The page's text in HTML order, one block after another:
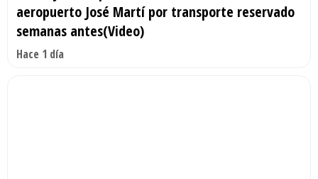
aeropuerto José Martí por transporte reservado
semanas antes(Video)
Hace 1 día